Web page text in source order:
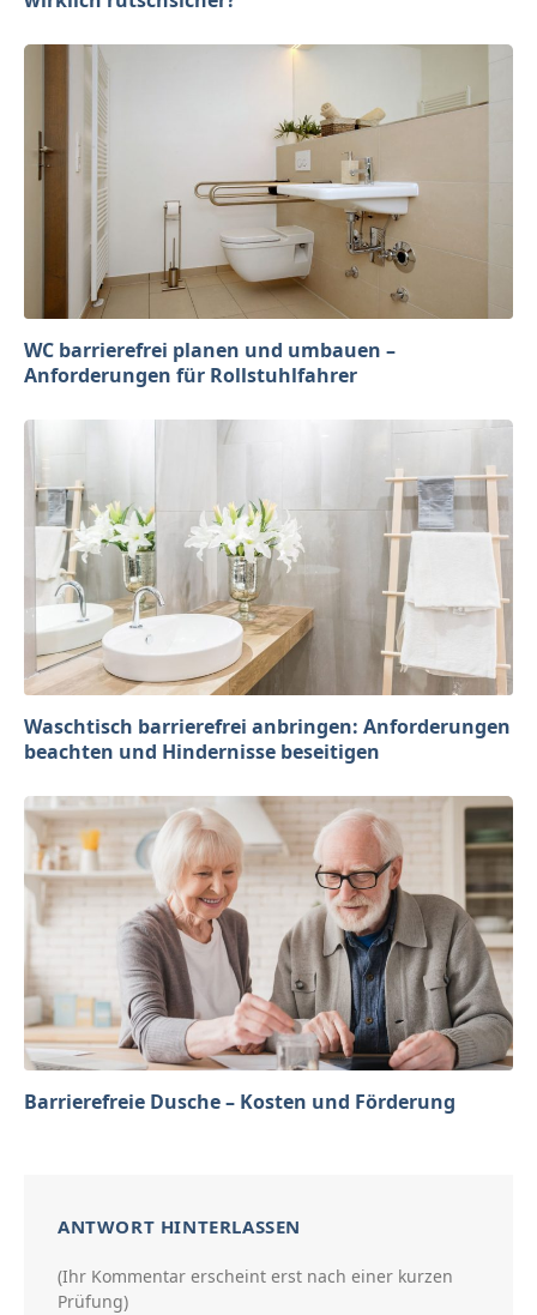
WC barrierefrei planen und umbauen –
Anforderungen für Rollstuhlfahrer
Waschtisch barrierefrei anbringen: Anforderungen
beachten und Hindernisse beseitigen
Barrierefreie Dusche – Kosten und Förderung
ANTWORT HINTERLASSEN
(Ihr Kommentar erscheint erst nach einer kurzen
Prüfung)